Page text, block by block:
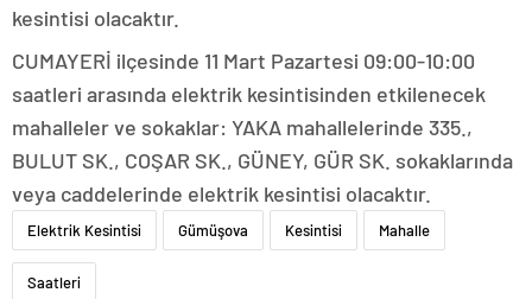
kesintisi olacaktır.
CUMAYERİ ilçesinde 11 Mart Pazartesi 09:00-10:00
saatleri arasında elektrik kesintisinden etkilenecek
mahalleler ve sokaklar: YAKA mahallelerinde 335.,
BULUT SK., COŞAR SK., GÜNEY, GÜR SK. sokaklarında
veya caddelerinde elektrik kesintisi olacaktır.
Elektrik Kesintisi Gümüşova Kesintisi Mahalle
Saatleri